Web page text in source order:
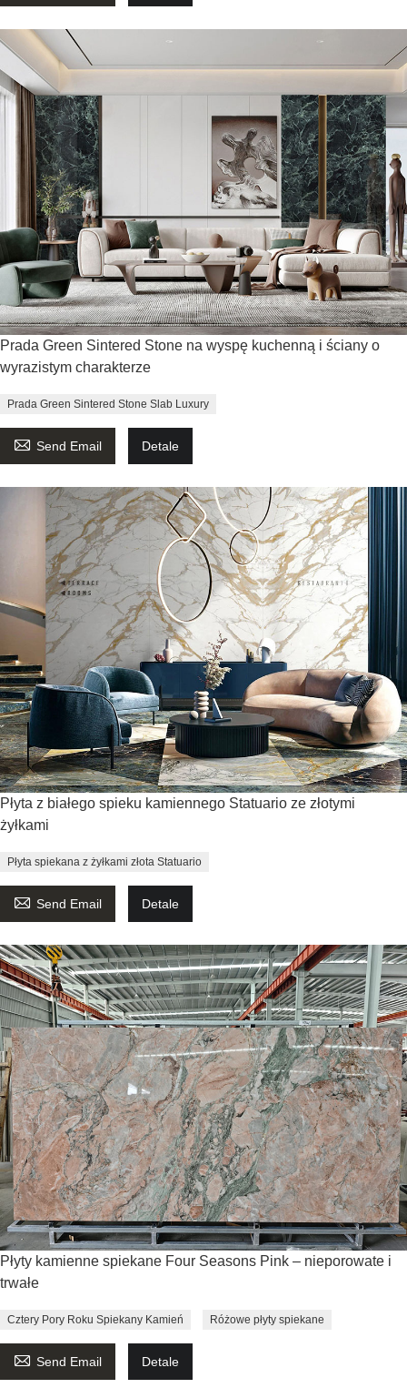
Prada Green Sintered Stone na wyspę kuchenną i ściany o
wyrazistym charakterze
Prada Green Sintered Stone Slab Luxury
 Send Email Detale
Płyta z białego spieku kamiennego Statuario ze złotymi
żyłkami
Płyta spiekana z żyłkami złota Statuario
 Send Email Detale
Płyty kamienne spiekane Four Seasons Pink – nieporowate i
trwałe
Cztery Pory Roku Spiekany Kamień Różowe płyty spiekane
 Send Email Detale